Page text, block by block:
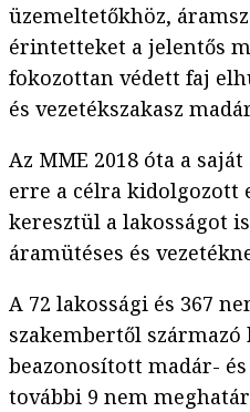
üzemeltetőkhöz,
érintetteket a jelentős
fokozottan védett faj
és vezetékszakasz
Az MME 2018 óta a
erre a célra
keresztül a lakosságot
áramütéses és
A 72 lakossági és 367
szakembertől származó
beazonosított madár-
további 9 nem